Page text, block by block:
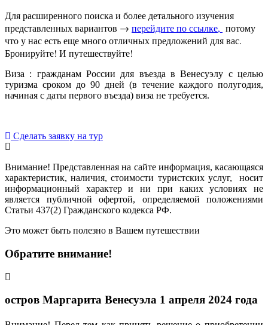
Для расширенного поиска и более детального изучения
представленных вариантов → перейдите по ссылке, потому
что у нас есть еще много отличных предложений для вас.
Бронируйте! И путешествуйте!
Виза : гражданам России для въезда в Венесуэлу с целью
туризма сроком до 90 дней (в течение каждого полугодия,
начиная с даты первого въезда) виза не требуется.
Сделать заявку на тур
Внимание! Представленная на сайте информация, касающаяся
характеристик, наличия, стоимости туристских услуг, носит
информационный характер и ни при каких условиях не
является публичной офертой, определяемой положениями
Статьи 437(2) Гражданского кодекса РФ.
Это может быть полезно в Вашем путешествии
Обратите внимание!
остров Маргарита Венесуэла 1 апреля 2024 года